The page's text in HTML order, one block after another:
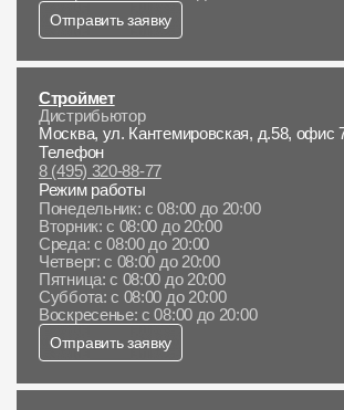
Отправить заявку
Строймет
Дистрибьютор
Москва, ул. Кантемировская, д.58, офис
Телефон
8 (495) 320-88-77
Режим работы
Понедельник: с 08:00 до 20:00
Вторник: с 08:00 до 20:00
Среда: с 08:00 до 20:00
Четверг: с 08:00 до 20:00
Пятница: с 08:00 до 20:00
Суббота: с 08:00 до 20:00
Воскресенье: с 08:00 до 20:00
Отправить заявку